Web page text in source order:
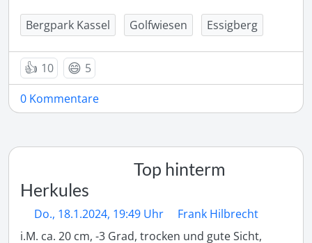
Bergpark Kassel
Golfwiesen Essigberg
👍 10 😄 5
0 Kommentare
Top hinterm
Herkules
Do., 18.1.2024, 19:49 Uhr
Frank Hilbrecht
i.M. ca. 20 cm, -3 Grad, trocken und gute Sicht,